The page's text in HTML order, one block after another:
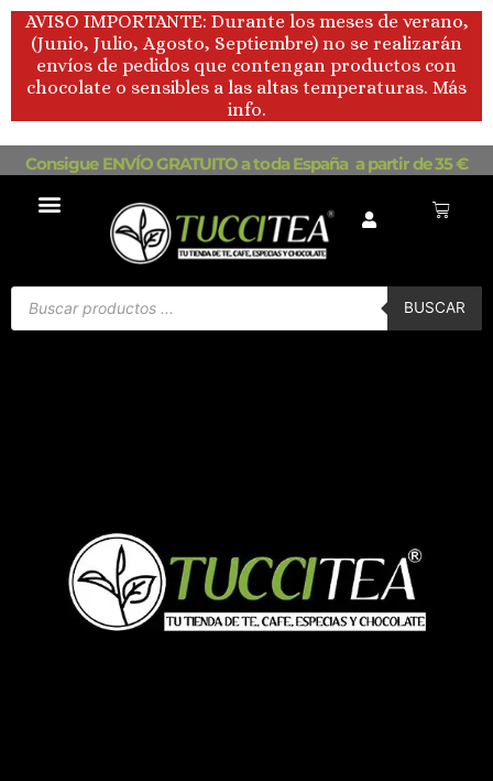
contenido
AVISO IMPORTANTE: Durante los meses de verano,
(Junio, Julio, Agosto, Septiembre) no se realizarán
envíos de pedidos que contengan productos con
chocolate o sensibles a las altas temperaturas. Más
info.
Consigue ENVÍO GRATUITO a toda España a partir de 35 €
Carrito
Búsqueda
productos
BUSCAR